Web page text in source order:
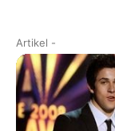
Artikel -